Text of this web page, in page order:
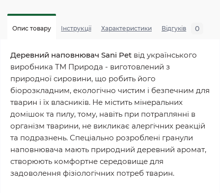
Опис товару Інструкції Характеристики Відгуків 0
Деревний наповнювач Sani Pet від українського
виробника ТМ Природа - виготовлений з
природної сировини, що робить його
біорозкладним, екологічно чистим і безпечним для
тварин і їх власників. Не містить мінеральних
домішок та пилу, тому, навіть при потраплянні в
організм тварини, не викликає алергічних реакцій
та подразнень. Спеціально розроблені гранули
наповнювача мають природний деревний аромат,
створюють комфортне середовище для
задоволення фізіологічних потреб тварин.